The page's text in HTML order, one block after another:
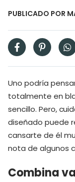
PUBLICADO POR
Uno podría
totalmente en
sencillo. Pero,
diseñado puede
cansarte de él
nota de algunos
Combina